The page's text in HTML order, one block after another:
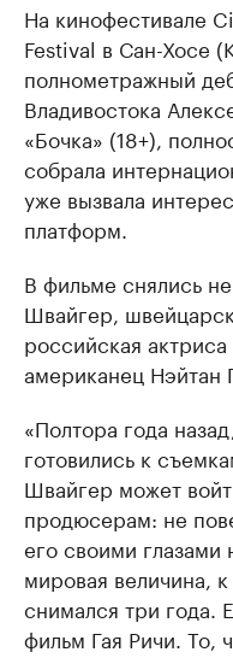
На кинофестивале
Festival в Сан-Хосе
полнометражный
Владивостока
«Бочка» (18+),
собрала
уже вызвала
платформ.
В фильме снялись
Швайгер,
российская
американец Нэйтан
«Полтора года
готовились к
Швайгер может
продюсерам: не
его своими
мировая величина,
снимался три года.
фильм Гая Ричи. То,